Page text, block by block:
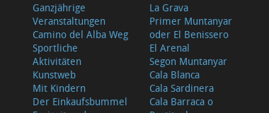
Ganzjährige
Veranstaltungen
Camino del Alba Weg
Sportliche
Aktivitäten
Kunstweb
Mit Kindern
Der Einkaufsbummel
La Grava
Primer Muntanyar
oder El Benissero
El Arenal
Segon Muntanyar
Cala Blanca
Cala Sardinera
Cala Barraca o